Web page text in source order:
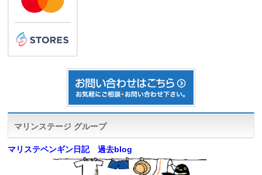
マリンステージ グループ
マリステペンギン日記 過去blog